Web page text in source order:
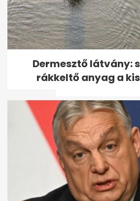
Csökkentette az
alapkamatot, 3
először
Dermesztő látvány:
rákkeltő anyag a